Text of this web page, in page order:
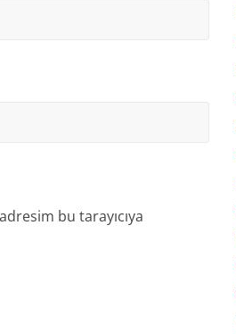
bu tarayıcıya